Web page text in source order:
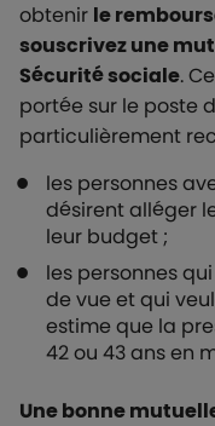
obtenir le
souscrivez une
Sécurité sociale.
portée sur le poste
particulièrement
les personnes
désirent alléger
leur budget ;
les personnes
de vue et qui
estime que la
42 ou 43 ans en
Une bonne